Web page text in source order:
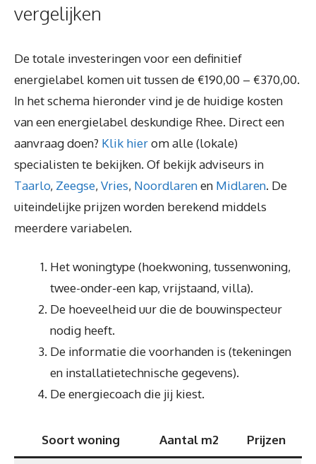
vergelijken
De totale investeringen voor een definitief
energielabel komen uit tussen de €190,00 – €370,00.
In het schema hieronder vind je de huidige kosten
van een energielabel deskundige Rhee. Direct een
aanvraag doen? Klik hierom alle (lokale)
specialisten te bekijken. Of bekijk adviseurs in
Taarlo, Zeegse, Vries, Noordlarenen Midlaren. De
uiteindelijke prijzen worden berekend middels
meerdere variabelen.
Het woningtype (hoekwoning, tussenwoning,
twee-onder-een kap, vrijstaand, villa).
De hoeveelheid uur die de bouwinspecteur
nodig heeft.
De informatie die voorhanden is (tekeningen
en installatietechnische gegevens).
De energiecoach die jij kiest.
Soort woning Aantal m2 Prijzen